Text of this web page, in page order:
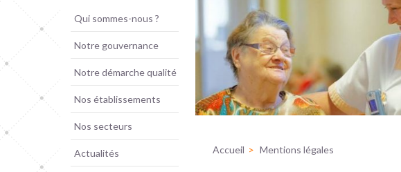
Qui sommes-nous ?
Notre gouvernance
Notre démarche qualité
Nos établissements
Nos secteurs
Actualités
Sociale Jeunes
ont besoin d'un
d'un
se reposer. »
Accueil Mentions légales